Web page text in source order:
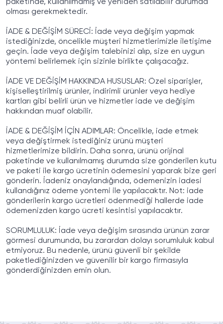
paketinde, kullanılmamış ve yeniden satılabilir durumda
olması gerekmektedir.
İADE & DEĞİŞİM SÜRECİ: İade veya değişim yapmak
istediğinizde, öncelikle müşteri hizmetlerimizle iletişime
geçin. İade veya değişim talebinizi alıp, size en uygun
yöntemi belirlemek için sizinle birlikte çalışacağız.
İADE VE DEĞİŞİM HAKKINDA HUSUSLAR: Özel siparişler,
kişiselleştirilmiş ürünler, indirimli ürünler veya hediye
kartları gibi belirli ürün ve hizmetler iade ve değişim
hakkından muaf olabilir.
İADE & DEĞİŞİM İÇİN ADIMLAR: Öncelikle, iade etmek
veya değiştirmek istediğiniz ürünü müşteri
hizmetlerimize bildirin. Daha sonra, ürünü orijinal
paketinde ve kullanılmamış durumda size gönderilen kutu
ve paketi ile kargo ücretinin ödemesini yaparak bize geri
gönderin. İadeniz onaylandığında, ödemenizin iadesi
kullandığınız ödeme yöntemi ile yapılacaktır. Not: iade
gönderilerin kargo ücretleri ödenmediği hallerde iade
ödemenizden kargo ücreti kesintisi yapılacaktır.
SORUMLULUK: İade veya değişim sırasında ürünün zarar
görmesi durumunda, bu zarardan dolayı sorumluluk kabul
etmiyoruz. Bu nedenle, ürünü güvenli bir şekilde
paketlediğinizden ve güvenilir bir kargo firmasıyla
gönderdiğinizden emin olun.